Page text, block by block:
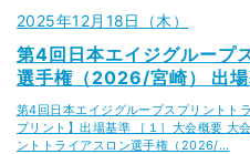
2025年12月18日（木）
第4回日本エイジグループ
選手権（2026/宮崎） 出
第4回日本エイジグループスプリントト
プリント】出場基準 ［１］大会概要 大
ントトライアスロン選手権（2026/…